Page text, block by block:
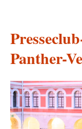
Panther-